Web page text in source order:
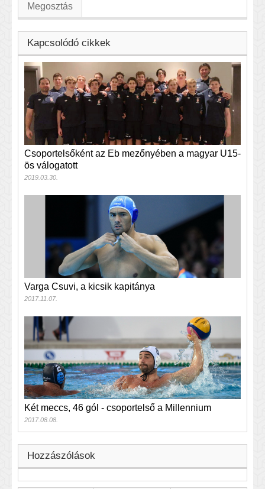
Megosztás
Kapcsolódó cikkek
Csoportelsőként az Eb mezőnyében a magyar U15-
ös válogatott
2019.03.30.
Varga Csuvi, a kicsik kapitánya
2017.11.07.
Két meccs, 46 gól - csoportelső a Millennium
2017.08.08.
Hozzászólások